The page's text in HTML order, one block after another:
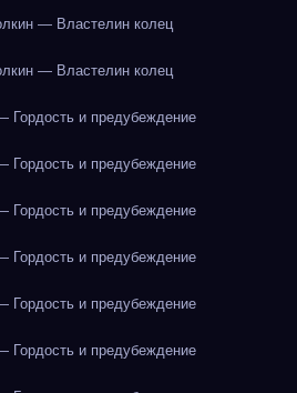
— Властелин колец
— Властелин колец
Гордость и предубеждение
Гордость и предубеждение
Гордость и предубеждение
Гордость и предубеждение
Гордость и предубеждение
Гордость и предубеждение